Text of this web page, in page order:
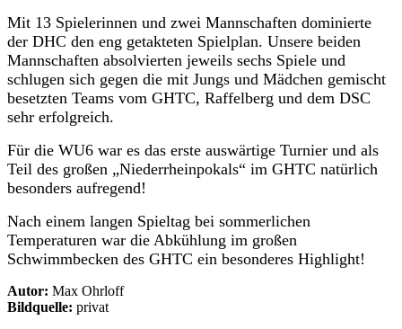
Mit 13 Spielerinnen und zwei Mannschaften dominierte
der DHC den eng getakteten Spielplan. Unsere beiden
Mannschaften absolvierten jeweils sechs Spiele und
schlugen sich gegen die mit Jungs und Mädchen gemischt
besetzten Teams vom GHTC, Raffelberg und dem DSC
sehr erfolgreich.
Für die WU6 war es das erste auswärtige Turnier und als
Teil des großen „Niederrheinpokals“ im GHTC natürlich
besonders aufregend!
Nach einem langen Spieltag bei sommerlichen
Temperaturen war die Abkühlung im großen
Schwimmbecken des GHTC ein besonderes Highlight!
Autor: Max Ohrloff
Bildquelle: privat